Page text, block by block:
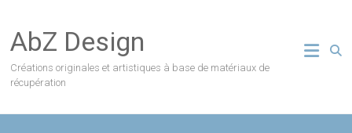
content
AbZ Design
Créations originales et artistiques à base de matériaux de
récupération